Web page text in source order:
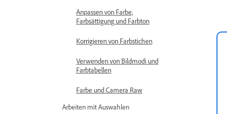
Anpassen von Farbe,
Farbsättigung und Farbton
Korrigieren von Farbstichen
Verwenden von Bildmodi und
Farbtabellen
Farbe und Camera Raw
Arbeiten mit Auswahlen